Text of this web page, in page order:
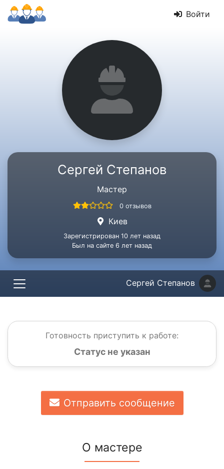
Войти
Сергей Степанов
Мастер
0 отзывов
Киев
Зарегистрирован 10 лет назад
Был на сайте 6 лет назад
Сергей Степанов
Готовность приступить к работе:
Статус не указан
Отправить сообщение
О мастере